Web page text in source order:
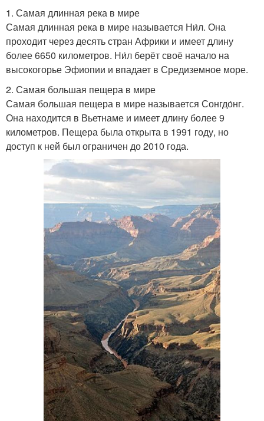
1. Самая длинная река в мире
Самая длинная река в мире называется Ни́л. Она
проходит через десять стран Африки и имеет длину
более 6650 километров. Ни́л берёт своё начало на
высокогорье Эфиопии и впадает в Средиземное море.
2. Самая большая пещера в мире
Самая большая пещера в мире называется Сонгдо́нг.
Она находится в Вьетнаме и имеет длину более 9
километров. Пещера была открыта в 1991 году, но
доступ к ней был ограничен до 2010 года.